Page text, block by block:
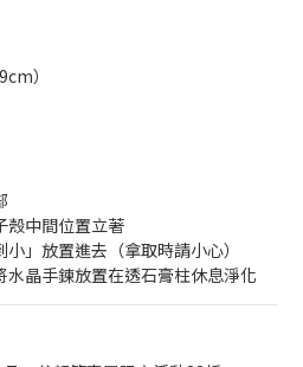
）
殼中間位置立著
」放置進去（拿取時請小心）
晶手鍊放置在透石膏柱休息淨化